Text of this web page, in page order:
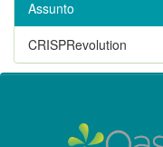
Assunto
CRISPRevolution